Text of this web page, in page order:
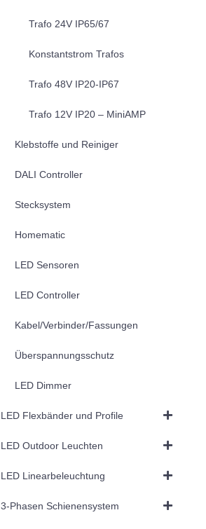
Trafo 24V IP65/67
Konstantstrom Trafos
Trafo 48V IP20-IP67
Trafo 12V IP20 – MiniAMP
Klebstoffe und Reiniger
DALI Controller
Stecksystem
Homematic
LED Sensoren
LED Controller
Kabel/Verbinder/Fassungen
Überspannungsschutz
LED Dimmer
LED Flexbänder und Profile
LED Outdoor Leuchten
LED Linearbeleuchtung
3-Phasen Schienensystem